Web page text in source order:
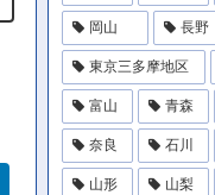
岡山 長野
東京三多摩地区
富山 青森
奈良 石川
山形 山梨